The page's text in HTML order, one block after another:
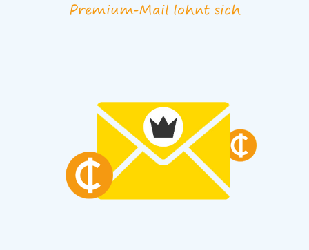
Premium-Mail lohnt sich